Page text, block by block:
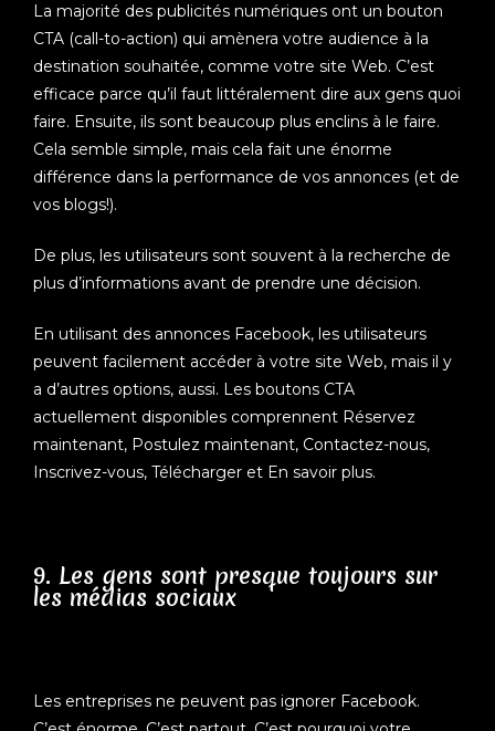
La majorité des publicités numériques ont un bouton
CTA (call-to-action) qui amènera votre audience à la
destination souhaitée, comme votre site Web. C’est
efficace parce qu’il faut littéralement dire aux gens quoi
faire. Ensuite, ils sont beaucoup plus enclins à le faire.
Cela semble simple, mais cela fait une énorme
différence dans la performance de vos annonces (et de
vos blogs!).
De plus, les utilisateurs sont souvent à la recherche de
plus d’informations avant de prendre une décision.
En utilisant des annonces Facebook, les utilisateurs
peuvent facilement accéder à votre site Web, mais il y
a d’autres options, aussi. Les boutons CTA
actuellement disponibles comprennent Réservez
maintenant, Postulez maintenant, Contactez-nous,
Inscrivez-vous, Télécharger et En savoir plus.
9. Les gens sont presque toujours sur
les médias sociaux
Les entreprises ne peuvent pas ignorer Facebook.